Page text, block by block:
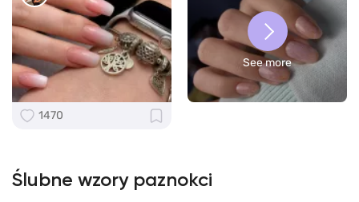
1470
See more
Ślubne wzory paznokci